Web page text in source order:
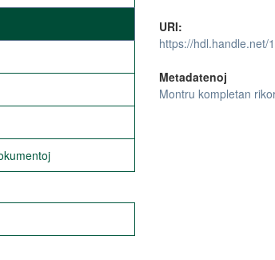
URI:
https://hdl.handle.net/
Metadatenoj
Montru kompletan